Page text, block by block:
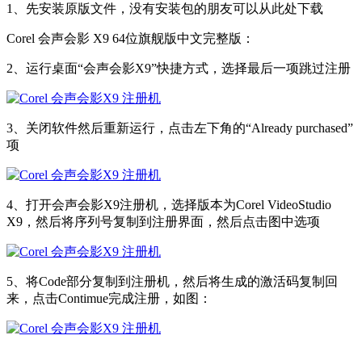
1、先安装原版文件，没有安装包的朋友可以从此处下载
Corel 会声会影 X9 64位旗舰版中文完整版：
2、运行桌面“会声会影X9”快捷方式，选择最后一项跳过注册
3、关闭软件然后重新运行，点击左下角的“Already purchased”
项
4、打开会声会影X9注册机，选择版本为Corel VideoStudio
X9，然后将序列号复制到注册界面，然后点击图中选项
5、将Code部分复制到注册机，然后将生成的激活码复制回
来，点击Contimue完成注册，如图：